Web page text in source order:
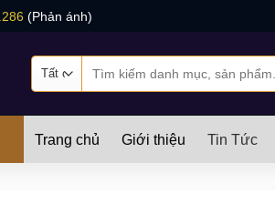
(Phản ánh)
kiếm:
Trang chủ Giới thiệu Tin Tức